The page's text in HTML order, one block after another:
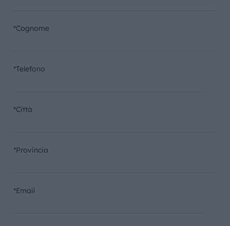
*Cognome
*Telefono
*Città
*Provincia
*Email